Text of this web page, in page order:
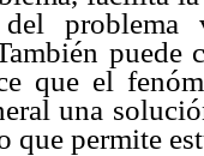
del
que el
una
que permite